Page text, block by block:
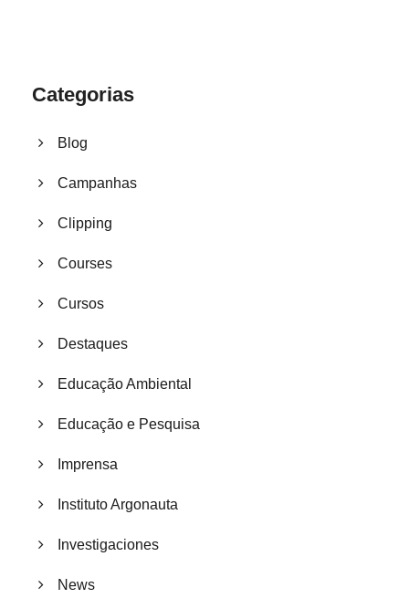
Categorias
Blog
Campanhas
Clipping
Courses
Cursos
Destaques
Educação Ambiental
Educação e Pesquisa
Imprensa
Instituto Argonauta
Investigaciones
News